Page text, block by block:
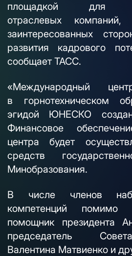
площадкой для
отраслевых
заинтересованных
развития кадрового
сообщает ТАСС.
«Международный
в горнотехническом
эгидой ЮНЕСКО
Финансовое
центра будет
средств
Минобразования.
В числе членов
компетенций помимо
помощник президента
председатель
Валентина Матвиенко и